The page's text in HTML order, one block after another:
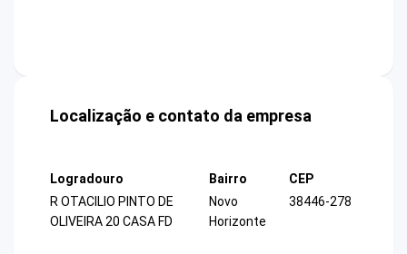
Localização e contato da empresa
Logradouro
R OTACILIO PINTO DE
OLIVEIRA 20 CASA FD
Bairro
Novo
Horizonte
CEP
38446-278